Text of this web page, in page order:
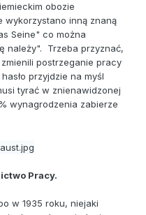
obozie
wykorzystano inną znaną
Seine" co można
należy". Trzeba przyznać,
postrzeganie pracy
przyjdzie na myśl
tyrać w znienawidzonej
wynagrodzenia zabierze
Pracy.
w 1935 roku, niejaki